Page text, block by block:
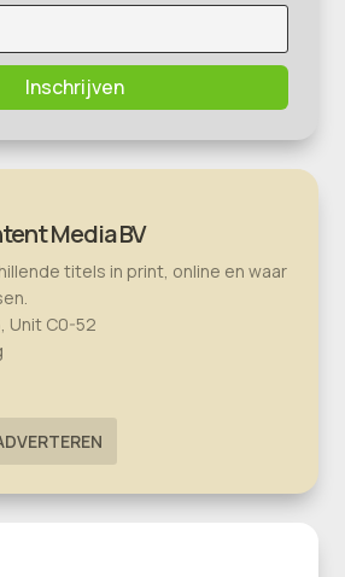
Inschrijven
Media BV
titels in print, online en waar
Unit C0-52